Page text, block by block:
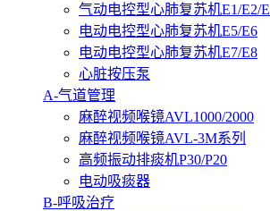
气动电控型心肺复苏机E1/E2/
电动电控型心肺复苏机E5/E6
电动电控型心肺复苏机E7/E8
心脏按压泵
A-气道管理
麻醉视频喉镜AVL1000/2000
麻醉视频喉镜AVL-3M系列
高频振动排痰机P30/P20
电动吸痰器
B-呼吸治疗